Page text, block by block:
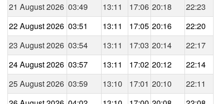
21 August 2026 03:49 13:11 17:06 20:18
22:23
22 August 2026 03:51 13:11 17:05 20:16
22:20
23 August 2026 03:54 13:11 17:03 20:14
22:17
24 August 2026 03:57 13:11 17:02 20:12
22:14
25 August 2026 03:59 13:10 17:01 20:10
22:11